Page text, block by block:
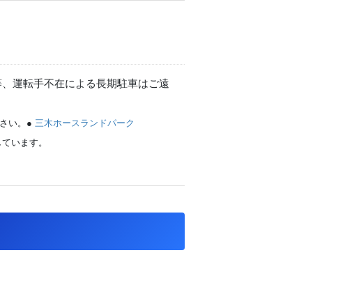
運転手不在による長期駐車はご遠
い。● 三木ホースランドパーク
ています。